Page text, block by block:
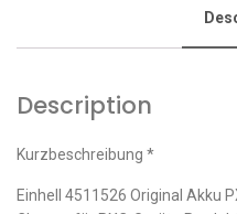
Description
Kurzbeschreibung *
Einhell 4511526 Original Akku